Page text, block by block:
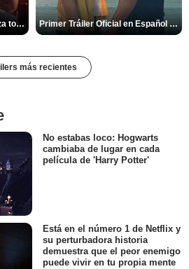
Tráiler de 'After: Aquí empieza todo' Primer Tráiler Oficial en Español de 'Heartstopper Forever'
más recientes
No estabas loco: Hogwarts
cambiaba de lugar en cada
película de 'Harry Potter'
Está en el número 1 de Netflix y
su perturbadora historia
demuestra que el peor enemigo
puede vivir en tu propia mente